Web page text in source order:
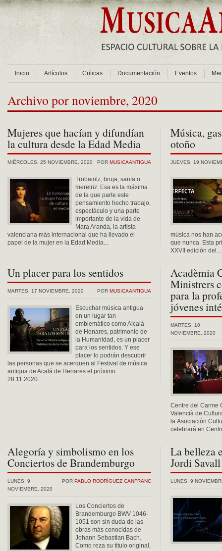
Inicio Artículos Críticas Documentación Eventos
Archivo por noviembre, 2020
Mujeres que hacían y difundían
la cultura desde la Edad Media
POR MUSICAANTIGUA
MIÉRCOLES, 25 NOVIEMBRE, 2020
Trobairitz, bruja, santa o
meretriz. Esa es la máxima
de la que parte este
pensamiento hecho trabajo,
espectáculo y una parte
importante de la vida de
Mara Aranda, la artista
valenciana más internacional que ha llevado el
papel de la mujer en la Edad Media...
Música,
otoño
JUEVES, 19
música nos han
que nunca. Esta
XXVII edición del...
Un placer para los sentidos
POR MUSICAANTIGUA
MARTES, 17 NOVIEMBRE, 2020
Escuchar música antigua
en un lugar tan
emblemático como Alcalá
de Henares, patrimonio de
la Humanidad, es un placer
para los sentidos. Y ese
placer lo podrán descubrir
las personas que se acerquen al Festival de música
antigua de Acalá de Henares el próximo
28.11.2020...
Acadèmia
Ministrers
para la
jóvenes
MARTES, 10
NOVIEMBRE, 2020
Centre del Carme
Valencià de
la Asociación
celebrará en
Alegoría y simbolismo en los
Conciertos de Brandemburgo
POR PABLO RODRÍGUEZ CANFRANC
LUNES, 9
NOVIEMBRE, 2020
Los Conciertos de
Brandemburgo BWV 1046-
1051 son sin duda de las
obras más conocidas de
Johann Sebastian Bach.
Como reza su título original,
La belleza
Jordi Savall
LUNES, 9